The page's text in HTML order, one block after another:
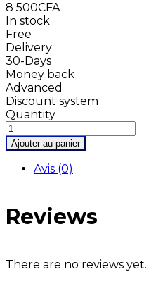
8 500CFA
In stock
Free
Delivery
30-Days
Money back
Advanced
Discount system
Quantity
Ajouter au panier
Avis (0)
Reviews
There are no reviews yet.